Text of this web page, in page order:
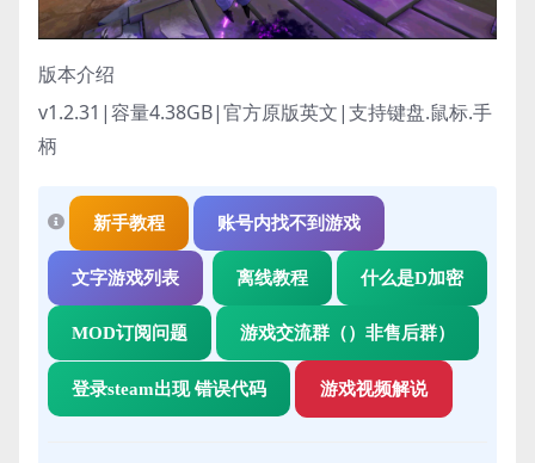
版本介绍
v1.2.31|容量4.38GB|官方原版英文|支持键盘.鼠标.手
柄
新手教程 账号内找不到游戏
文字游戏列表 离线教程 什么是D加密
MOD订阅问题 游戏交流群（）非售后群）
登录steam出现 错误代码 游戏视频解说